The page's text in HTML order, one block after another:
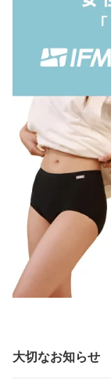
大切なお知らせ